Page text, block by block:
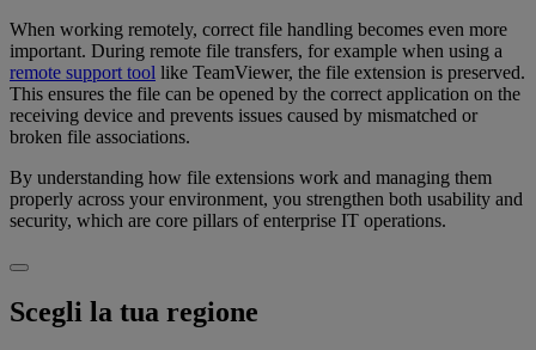
When working remotely, correct file handling becomes even more
important. During remote file transfers, for example when using a
remote support tool like TeamViewer, the file extension is preserved.
This ensures the file can be opened by the correct application on the
receiving device and prevents issues caused by mismatched or
broken file associations.
By understanding how file extensions work and managing them
properly across your environment, you strengthen both usability and
security, which are core pillars of enterprise IT operations.
Scegli la tua regione